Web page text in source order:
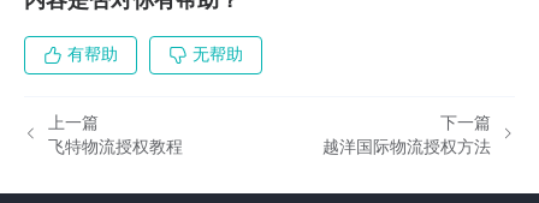
有帮助 无帮助
上一篇
飞特物流授权教程
下一篇
越洋国际物流授权方法